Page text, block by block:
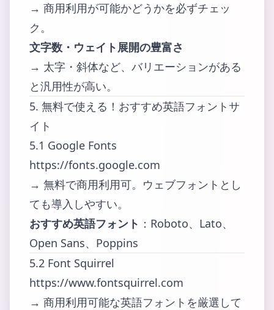
→ 商用利用が可能かどうかを必ずチェッ
ク。
文字数・ウェイト展開の豊富さ
→ 太字・斜体など、バリエーションがある
と汎用性が高い。
5. 無料で使える！おすすめ英語フォントサ
イト
5.1 Google Fonts
https://fonts.google.com
→ 無料で商用利用可。ウェブフォントとし
ても導入しやすい。
おすすめ英語フォント ：Roboto、Lato、
Open Sans、Poppins
5.2 Font Squirrel
https://www.fontsquirrel.com
→ 商用利用可能な英語フォントを厳選して